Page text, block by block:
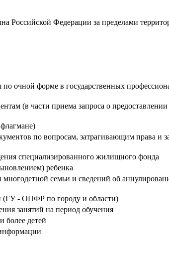
Российской Федерации за пределами
очной форме в государственных
(в части приема запроса о
по вопросам, затрагивающим права и
специализированного жилищного фонда
ребенка
семьи и сведений об
(ГУ - ОПФР по городу и области)
занятий на период обучения
более детей